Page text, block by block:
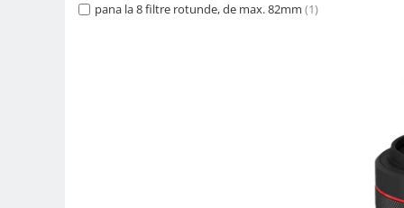
Camere Video Cinematicepana la 8 filtre rotunde, de max. 82mm (1)